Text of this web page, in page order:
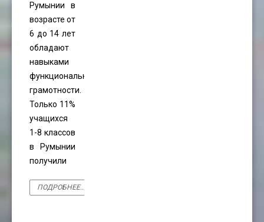
Румынии в
возрасте от
6 до 14 лет
обладают
навыками
функциональной
грамотности.
Только 11%
учащихся
1-8 классов
в Румынии
получили
ПОДРОБНЕЕ...